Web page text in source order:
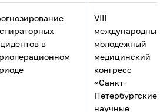
в
VIII
молодежный
медицинский
конгресс
«Санкт-
Петербургские
научные